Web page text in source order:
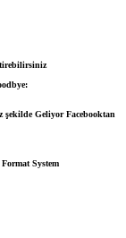
şekilde Geliyor Facebooktan
System